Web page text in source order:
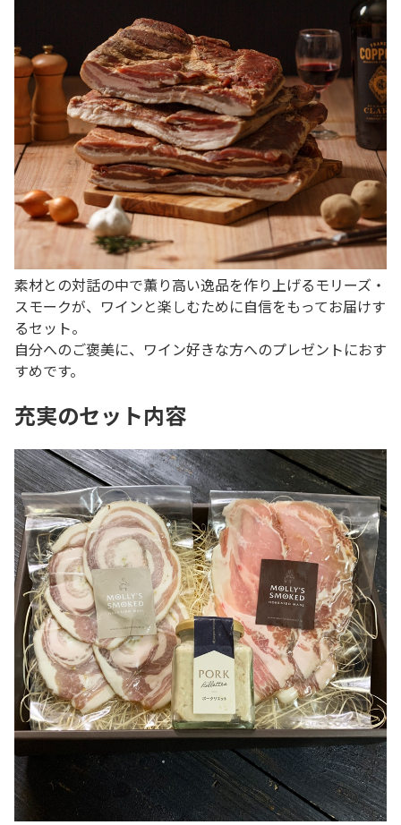
素材との対話の中で薫り高い逸品を作り上げるモリーズ・
スモークが、ワインと楽しむために自信をもってお届けす
るセット。
自分へのご褒美に、ワイン好きな方へのプレゼントにおす
すめです。
充実のセット内容